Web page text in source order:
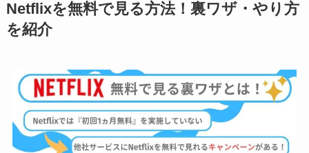
Netflixを無料で見る方法！裏ワザ・やり方
を紹介